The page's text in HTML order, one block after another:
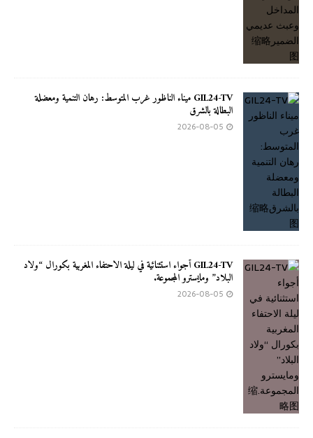
GIL24-TV ميناء الناظور غرب المتوسط: رهان التنمية ومعضلة
البطالة بالشرق
2026-08-05
GIL24-TV أجواء استثنائية في ليلة الاحتفاء المغربية بكورال “ولاد
البلاد” ومايسترو المجموعة.
2026-08-05